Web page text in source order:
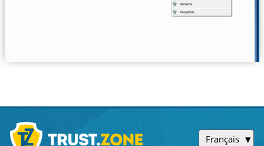
Français